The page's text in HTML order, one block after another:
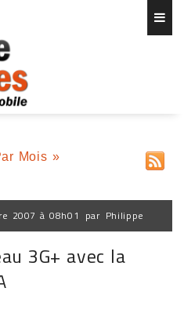
Mois »
2007 à 08h01 par Philippe
3G+ avec la